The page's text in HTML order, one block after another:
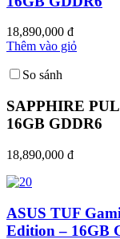
18,890,000 đ
Thêm vào giỏ
So sánh
SAPPHIRE
16GB GDDR6
18,890,000 đ
ASUS TUF
Edition – 16GB